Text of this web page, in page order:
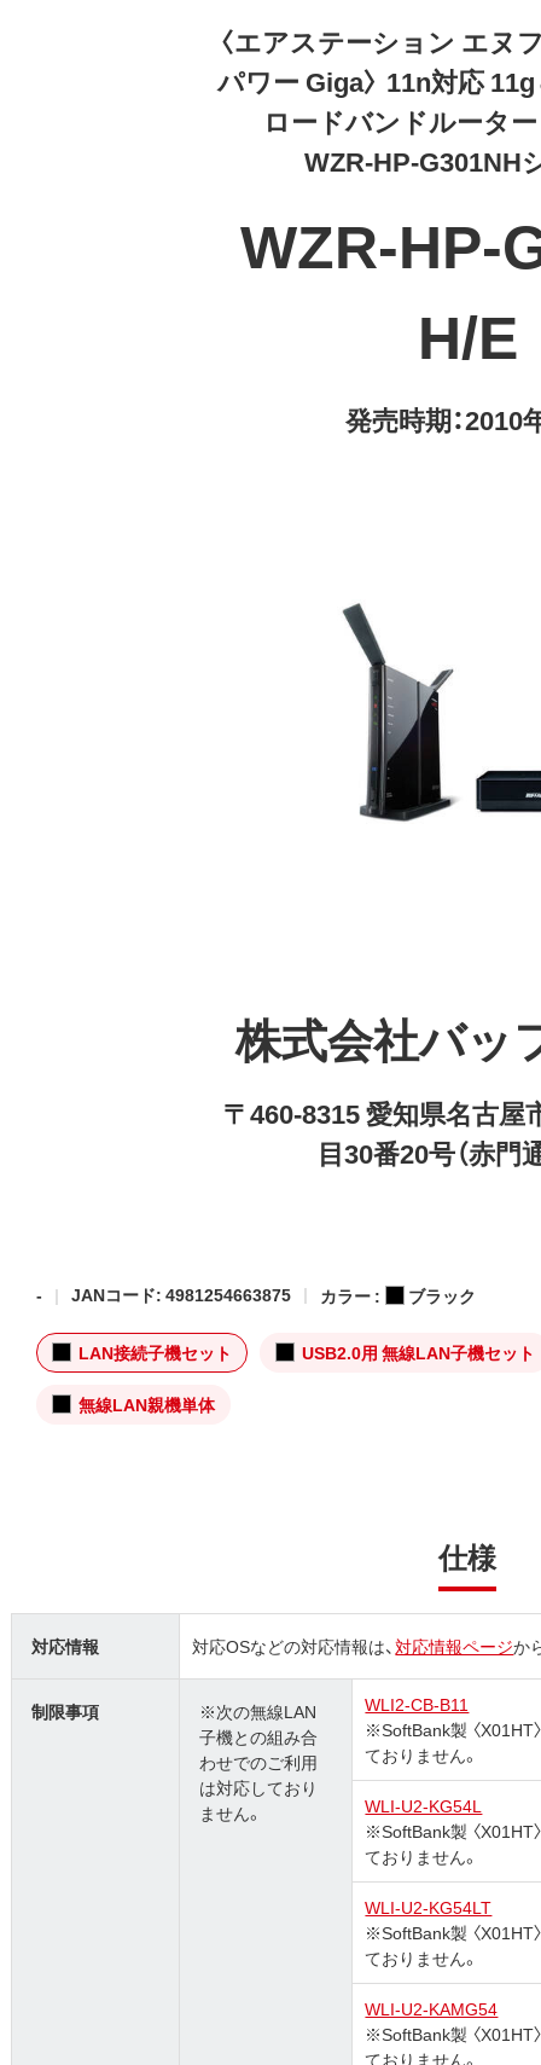
〈エアステーション エヌ
パワー Giga〉 11n対応
ロードバンドルータ
WZR-HP-G301NH
WZR-HP-
H/E
発売時期：2010
株式会社バッ
〒460-8315 愛知県名古屋
目30番20号（赤門
- JANコード: 4981254663875 カラー : ブラック
LAN接続子機セット USB2.0用 無線LAN子機セット
無線LAN親機単体
仕様
対応情報 対応OSなどの対応情報は、対応情報ページか
制限事項
※次の無線LAN
子機との組み合
わせでのご利用
は対応しており
ません。
WLI2-CB-B11
※SoftBank製 〈X01HT
ておりません。
WLI-U2-KG54L
※SoftBank製 〈X01HT
ておりません。
WLI-U2-KG54LT
※SoftBank製 〈X01HT
ておりません。
WLI-U2-KAMG54
※SoftBank製 〈X01HT
ておりません。